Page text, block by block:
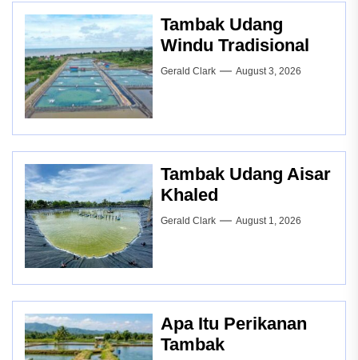
Tambak Udang
Windu Tradisional
Gerald Clark August 3, 2026
Tambak Udang Aisar
Khaled
Gerald Clark August 1, 2026
Apa Itu Perikanan
Tambak